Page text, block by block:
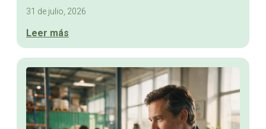
31 de julio, 2026
Leer más